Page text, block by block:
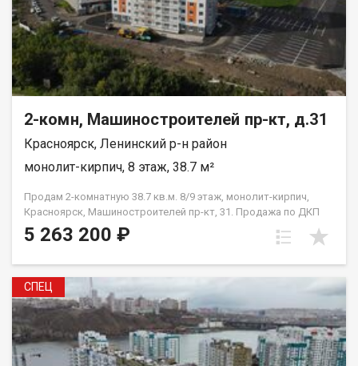
Полное юр сопровождение сделки. Помощь в оформлении
ипотеки. Покажу в удобное для вас время по договорённости.
2-комн, Машиностроителей пр-кт, д.31
Красноярск, Ленинский р-н район
монолит-кирпич, 8 этаж, 38.7 м²
Продам 2-комнатную 38.7 кв.м. 8/9 этаж, монолит-кирпич,
Красноярск, Машиностроителей пр-кт, 31. Продажа по ДКП
НЕ ОТ ЗАСТРОЙЩИКА
5 263 200 ₽
СПЕЦ